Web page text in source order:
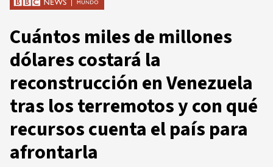
Cuántos miles de millones
dólares costará la
reconstrucción en Venezuela
tras los terremotos y con qué
recursos cuenta el país para
afrontarla